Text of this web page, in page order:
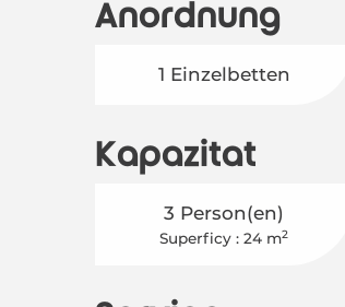
Anordnung
1 Einzelbetten
Kapazität
3 Person(en)
Superficy : 24 m2